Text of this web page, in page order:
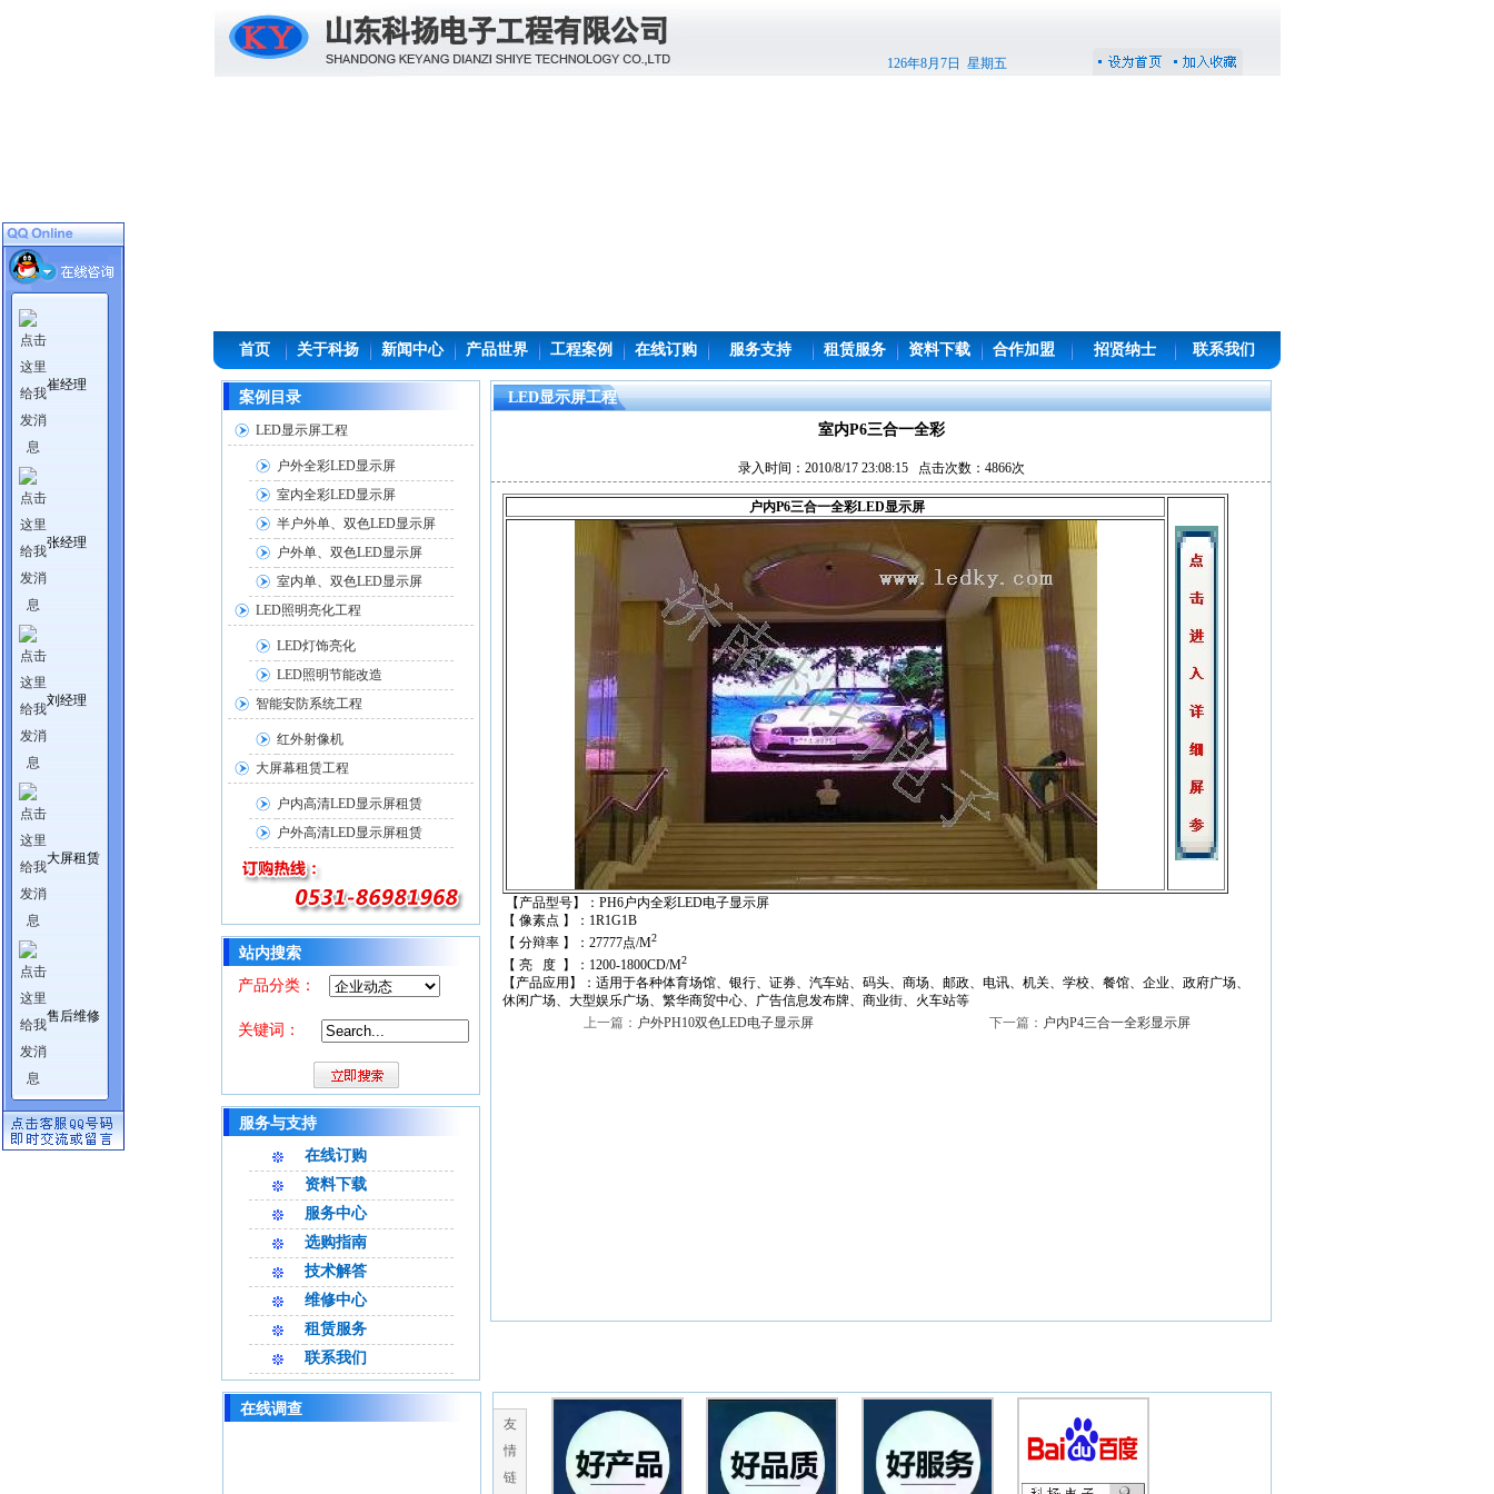
126年8月7日 星期五
首页 关于科扬 新闻中心 产品世界 工程案例 在线订购 服务支持 租赁服务 资料下载 合作加盟 招贤纳士 联系我们
案例目录
LED显示屏工程
户外全彩LED显示屏
室内全彩LED显示屏
半户外单、双色LED显示屏
户外单、双色LED显示屏
室内单、双色LED显示屏
LED照明亮化工程
LED灯饰亮化
LED照明节能改造
智能安防系统工程
红外射像机
大屏幕租赁工程
户内高清LED显示屏租赁
户外高清LED显示屏租赁
站内搜索
产品分类：
关键词：
服务与支持
在线订购
资料下载
服务中心
选购指南
技术解答
维修中心
租赁服务
联系我们
LED显示屏工程
室内P6三合一全彩
录入时间：2010/8/17 23:08:15 点击次数：4866次
户内P6三合一全彩LED显示屏
【产品型号】：PH6户内全彩LED电子显示屏
【 像素点 】：1R1G1B
【 分辩率 】：27777点/M2
【 亮 度 】：1200-1800CD/M2
【产品应用】：适用于各种体育场馆、银行、证券、汽车站、码头、商场、邮政、电讯、机关、学校、餐馆、企业、政府广场、
休闲广场、大型娱乐广场、繁华商贸中心、广告信息发布牌、商业街、火车站等
上一篇： 户外PH10双色LED电子显示屏 下一篇： 户内P4三合一全彩显示屏
崔经理
张经理
刘经理
大屏租赁
售后维修
在线调查
友
情
链